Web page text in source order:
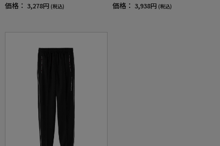
価格： 3,278円 (税込) 価格： 3,938円 (税込)